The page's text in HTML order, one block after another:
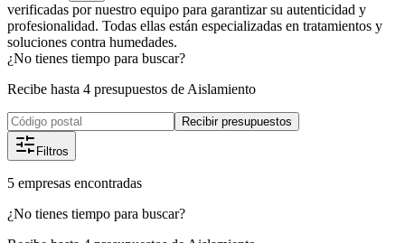
verificadas por nuestro equipo para garantizar su autenticidad y
profesionalidad. Todas ellas están especializadas en tratamientos y
soluciones contra humedades.
¿No tienes tiempo para buscar?
Recibe hasta 4 presupuestos de Aislamiento
Recibir presupuestos
Filtros
5 empresas encontradas
¿No tienes tiempo para buscar?